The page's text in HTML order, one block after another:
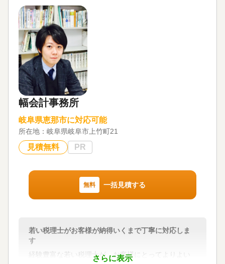
下げることはもちろんのこと、二次相続などの将来
の相続を考慮して、遺産分割の提案をいたします。
相続税対策をされたい方は、合法的な節税対策を提
案いたします。
弊所は顧問契約だけでなく、確定申告だけを依頼し
たい方にも対応しています。個人事業主の方や不動
産所得がある方、不動産を売却された方、贈与を受
けた方などは、一度ご連絡ください。
【対応地域】岐阜県、愛知県
岐阜県、愛知県
遺言書 / 遺産分割 / 生前贈与 / 相続財産調査 / 相続税
申告 / 相続手続き / 銀行手続き / 戸籍収集 / 相続税対
/ 事務所面談可
幅会計事務所
岐阜県恵那市に対応可能
所在地： 岐阜県岐阜市上竹町21
見積無料 PR
無料 一括見積する
さらに表示
若い税理士がお客様が納得いくまで丁寧に対応しま
す
経験豊富な若い税理士が、お客様にとってよりよい